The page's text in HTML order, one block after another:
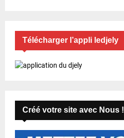
Télécharger l’appli ledjely
Créé votre site avec Nous !